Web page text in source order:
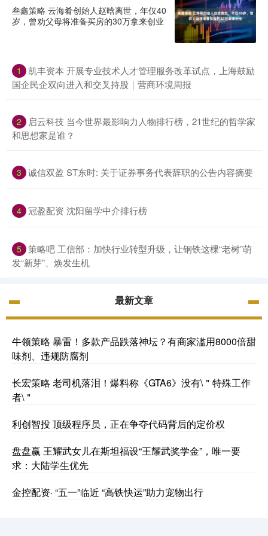
叁鑫策略 云海肴创始人赵晗离世，年仅40
岁，曾劝父母将准备买房的30万拿来创业
1
凯丰资本 开展专业技术人才管理服务改革试点，上海鼓励
国企民企双向进入和交叉持股｜营商环境周报
2
启云科技 当今世界最影响力人物排行榜，21世纪的哲学家
和思想家是谁？
3 诚信双盈 ST东时: 关于证券事务代表辞职的公告内容摘要
4 冠盈配资 沈阳留学中介排行榜
5 策略吧 工信部：加快行业转型升级，让钢铁这棵“老树”萌
发“新芽”、焕发生机
最新文章
牛领策略 暴雷！多款产品跌落神坛？有商家滥用8000倍甜
味剂、违规防腐剂
长宏策略 老司机落泪！爆料称《GTA6》没有\＂特殊工作
者\＂
利创智投 顶级程序员，正在争夺代码背后的定价权
盘盘赢 王耀武女儿在斯坦福设“王耀武奖学金”，唯一要
求：大陆学生优先
金控配资· “五一”临近 “高铁快运”助力宠物出行